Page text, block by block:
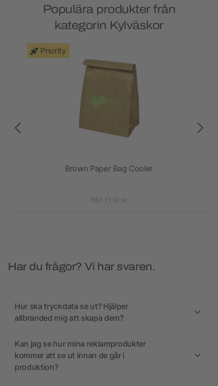
Populära produkter från
kategorin Kylväskor
Priority
Brown Paper Bag Cooler
från 11,91 kr
Har du frågor? Vi har svaren.
Hur ska tryckdata se ut? Hjälper
allbranded mig att skapa dem?
Kan jag se hur mina reklamprodukter
kommer att se ut innan de går i
produktion?